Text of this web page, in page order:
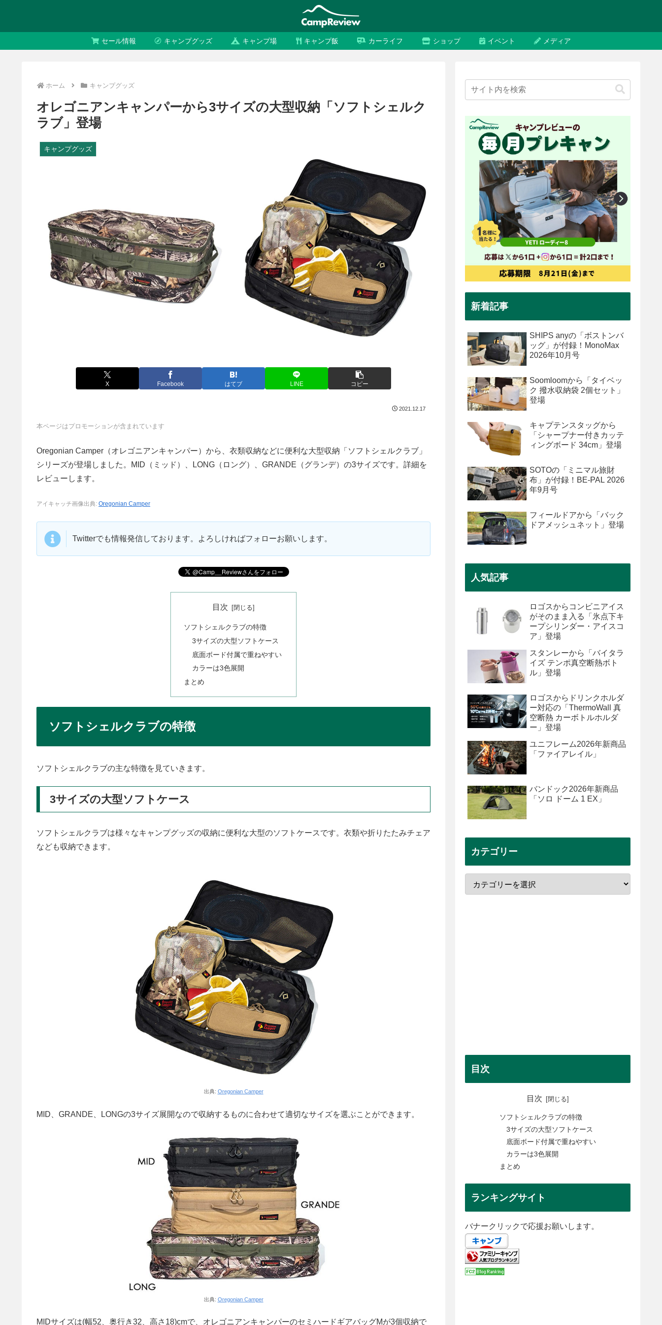
セール情報 キャンプグッズ キャンプ場 キャンプ飯 カーライフ ショップ イベント メディア
ホーム キャンプグッズ
オレゴニアンキャンパーから3サイズの大型収納「ソフトシェルク
ラブ」登場
キャンプグッズ
X Facebook はてブ LINE コピー
2021.12.17
本ページはプロモーションが含まれています
Oregonian Camper（オレゴニアンキャンパー）から、衣類収納などに便利な大型収納「ソフトシェルクラブ」
シリーズが登場しました。MID（ミッド）、LONG（ロング）、GRANDE（グランデ）の3サイズです。詳細を
レビューします。
アイキャッチ画像出典: Oregonian Camper
Twitterでも情報発信しております。よろしければフォローお願いします。
目次
ソフトシェルクラブの特徴
3サイズの大型ソフトケース
底面ボード付属で重ねやすい
カラーは3色展開
まとめ
ソフトシェルクラブの特徴
ソフトシェルクラブの主な特徴を見ていきます。
3サイズの大型ソフトケース
ソフトシェルクラブは様々なキャンプグッズの収納に便利な大型のソフトケースです。衣類や折りたたみチェア
なども収納できます。
出典: Oregonian Camper
MID、GRANDE、LONGの3サイズ展開なので収納するものに合わせて適切なサイズを選ぶことができます。
出典: Oregonian Camper
MIDサイズは(幅52、奥行き32、高さ18)cmで、オレゴニアンキャンパーのセミハードギアバッグMが3個収納で
新着記事
SHIPS anyの「ボストンバ
ッグ」が付録！MonoMax
2026年10月号
Soomloomから「タイベッ
ク 撥水収納袋 2個セット」
登場
キャプテンスタッグから
「シャープナー付きカッテ
ィングボード 34cm」登場
SOTOの「ミニマル旅財
布」が付録！BE-PAL 2026
年9月号
フィールドアから「バック
ドアメッシュネット」登場
人気記事
ロゴスからコンビニアイス
がそのまま入る「氷点下キ
ープシリンダー・アイスコ
ア」登場
スタンレーから「バイタラ
イズ テンポ真空断熱ボト
ル」登場
ロゴスからドリンクホルダ
ー対応の「ThermoWall 真
空断熱 カーボトルホルダ
ー」登場
ユニフレーム2026年新商品
「ファイアレイル」
バンドック2026年新商品
「ソロ ドーム 1 EX」
カテゴリー
目次
目次
ソフトシェルクラブの特徴
3サイズの大型ソフトケース
底面ボード付属で重ねやすい
カラーは3色展開
まとめ
ランキングサイト
バナークリックで応援お願いします。